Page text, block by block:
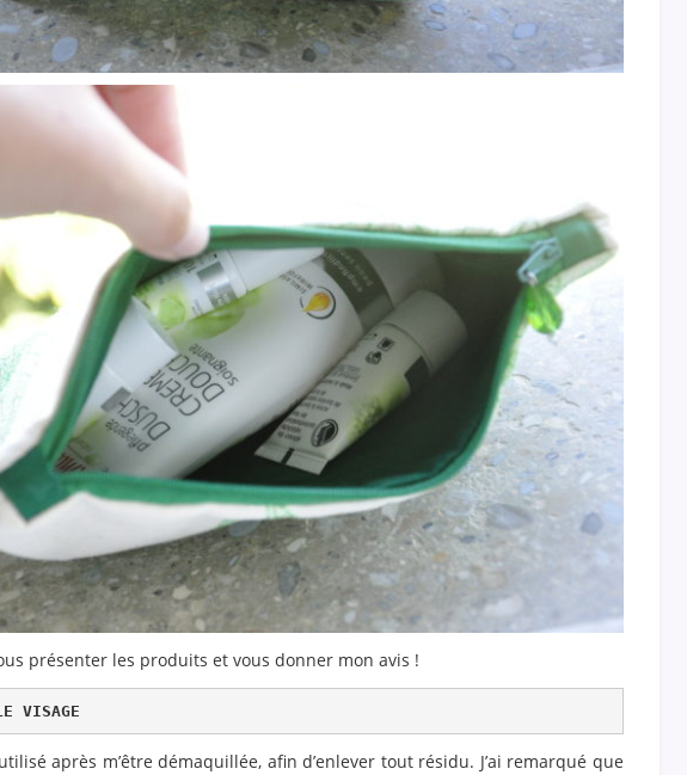
présenter les produits et vous donner mon avis !
VISAGE
après m’être démaquillée, afin d’enlever tout résidu. J’ai remarqué que